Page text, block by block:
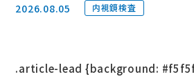
2026.08.05 内視鏡検査
.article-lead {background: